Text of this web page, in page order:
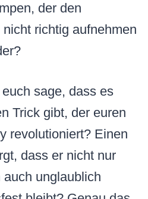
der den
richtig aufnehmen
sage, dass es
Trick gibt, der euren
revolutioniert? Einen
dass er nicht nur
unglaublich